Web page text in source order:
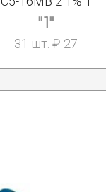
"1"
31 шт. ₽ 27